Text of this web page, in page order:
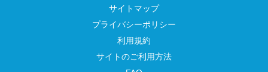
サイトマップ
プライバシーポリシー
利用規約
サイトのご利用方法